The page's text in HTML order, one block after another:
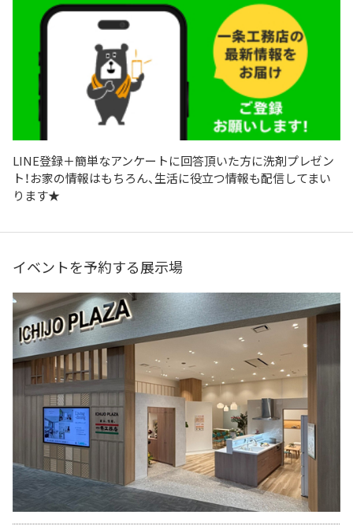
LINE登録＋簡単なアンケートに回答頂いた方に洗剤プレゼン
ト！お家の情報はもちろん、生活に役立つ情報も配信してまい
ります★
イベントを予約する展示場